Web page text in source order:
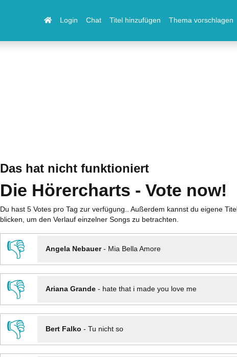
Login Chat Titel hinzufügen Thema vorschlagen
Das hat nicht funktioniert
Die Hörercharts - Vote now!
Du hast 5 Votes pro Tag zur verfügung.. Außerdem kannst du eigene Titel
blicken, um den Verlauf einzelner Songs zu betrachten.
👎 Angela Nebauer- Mia Bella Amore
👎
Ariana Grande- hate that i made you love me
👎
Bert Falko - Tu nicht so